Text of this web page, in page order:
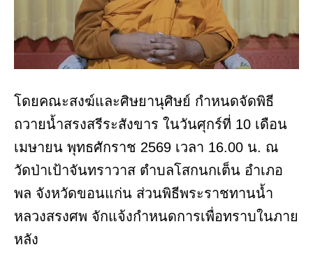
โดยคณะสงฆ์และศิษยานุศิษย์ กำหนดจัดพิธี
ถวายน้ำสรงสรีระสังขาร ในวันศุกร์ที่ 10 เดือน
เมษายน พุทธศักราช 2569 เวลา 16.00 น. ณ
วัดป่าเป้าจันทราวาส ตำบลโสกนกเต็น อำเภอ
พล จังหวัดขอนแก่น ส่วนพิธีพระราชทานน้ำ
หลวงสรงศพ จักแจ้งกำหนดการเพื่อทราบในภาย
หลัง